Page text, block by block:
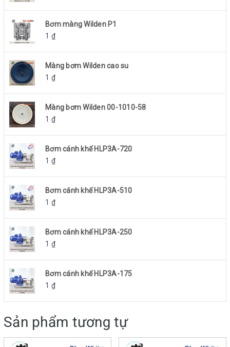
Bơm màng Wilden P1
1 ₫
Màng bơm Wilden cao su
1 ₫
Màng bơm Wilden 00-1010-58
1 ₫
Bơm cánh khế HLP3A-720
1 ₫
Bơm cánh khế HLP3A-510
1 ₫
Bơm cánh khế HLP3A-250
1 ₫
Bơm cánh khế HLP3A-175
1 ₫
Sản phẩm tương tự